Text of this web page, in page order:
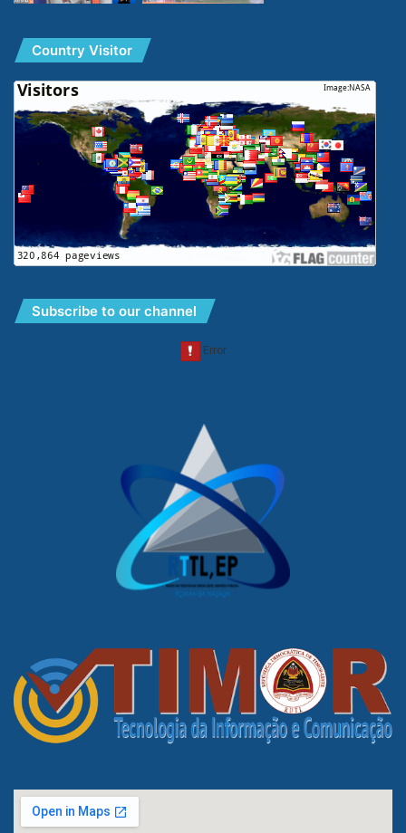
Country Visitor
Subscribe to our channel